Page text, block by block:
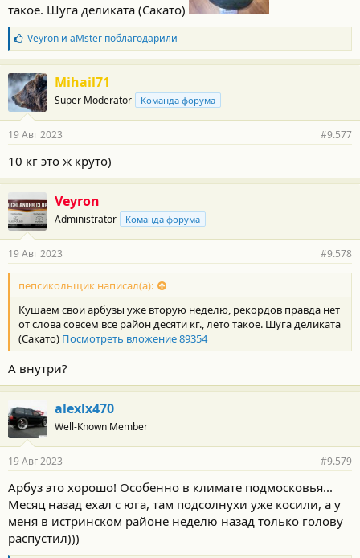
такое. Шуга деликата (Сакато)
Б
л
а
г
о
д
а
н
с
т
:
Veyronи aMsterпоблагодарили
Mihail71
Super Moderator Команда форума
19 Авг 2023 #9.577
10 кг это ж круто)
Veyron
Administrator Команда форума
19 Авг 2023 #9.578
пепсикольщик написал(а):
Кушаем свои арбузы уже вторую неделю, рекордов правда нет
от слова совсем все район десяти кг., лето такое. Шуга деликата
(Сакато) Посмотреть вложение 89354
А внутри?
alexlx470
Well-Known Member
19 Авг 2023 #9.579
Арбуз это хорошо! Особенно в климате подмосковья...
Месяц назад ехал с юга, там подсолнухи уже косили, а у
меня в истринском районе неделю назад только голову
распустил)))